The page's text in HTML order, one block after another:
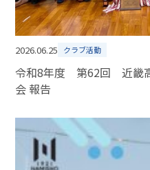
2026.06.25 クラブ活動
令和8年度 第62回 近畿
会 報告